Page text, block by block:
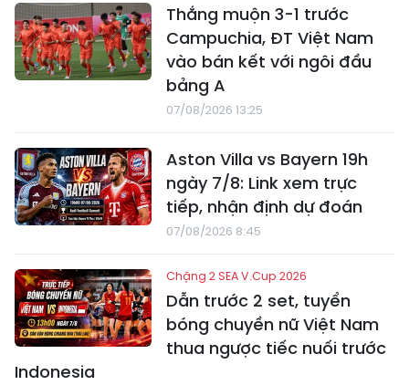
Thắng muộn 3-1 trước
Campuchia, ĐT Việt Nam
vào bán kết với ngôi đầu
bảng A
07/08/2026 13:25
Aston Villa vs Bayern 19h
ngày 7/8: Link xem trực
tiếp, nhận định dự đoán
07/08/2026 8:45
Chặng 2 SEA V.Cup 2026
Dẫn trước 2 set, tuyển
bóng chuyền nữ Việt Nam
thua ngược tiếc nuối trước
Indonesia